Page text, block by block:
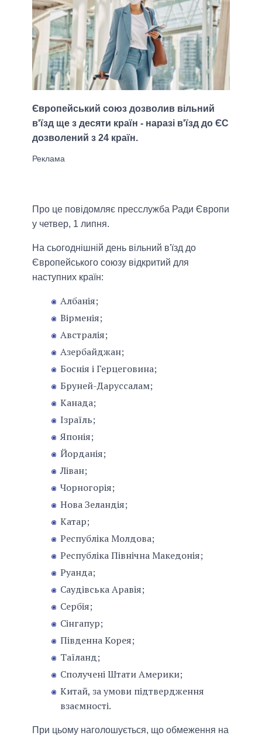
Європейський союз дозволив вільний
в'їзд ще з десяти країн - наразі в'їзд до ЄС
дозволений з 24 країн.
Про це повідомляє пресслужба Ради Європи
у четвер, 1 липня.
На сьогоднішній день вільний в'їзд до
Європейського союзу відкритий для
наступних країн:
Албанія;
Вірменія;
Австралія;
Азербайджан;
Боснія і Герцеговина;
Бруней-Даруссалам;
Канада;
Ізраїль;
Японія;
Йорданія;
Ліван;
Чорногорія;
Нова Зеландія;
Катар;
Республіка Молдова;
Республіка Північна Македонія;
Руанда;
Саудівська Аравія;
Сербія;
Сінгапур;
Південна Корея;
Таїланд;
Сполучені Штати Америки;
Китай, за умови підтвердження
взаємності.
При цьому наголошується, що обмеження на